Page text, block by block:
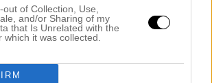
of Collection, Use,
and/or Sharing of my
that Is Unrelated with the
which it was collected.
är sugen på något.